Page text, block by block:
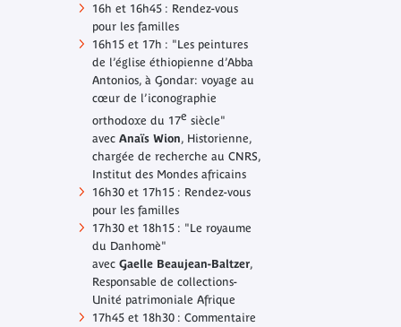
16h et 16h45 : Rendez-vous
pour les familles
16h15 et 17h : "Les peintures
de l’église éthiopienne d’Abba
Antonios, à Gondar: voyage au
cœur de l’iconographie
orthodoxe du 17e siècle"
avec Anaïs Wion, Historienne,
chargée de recherche au CNRS,
Institut des Mondes africains
16h30 et 17h15 : Rendez-vous
pour les familles
17h30 et 18h15 : "Le royaume
du Danhomè"
avec Gaelle Beaujean-Baltzer,
Responsable de collections-
Unité patrimoniale Afrique
17h45 et 18h30 : Commentaire